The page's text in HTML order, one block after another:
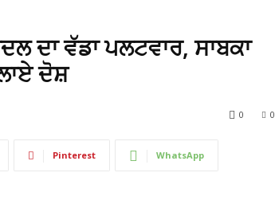
ਦਾ ਵੱਡਾ ਪਲਟਵਾਰ, ਸਾਬਕਾ
ਦੋਸ਼
0
0
Pinterest WhatsApp